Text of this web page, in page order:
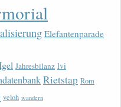
Elefantenparade
Jahresbilanz lvi
Rietstap Rom
veloh wandern